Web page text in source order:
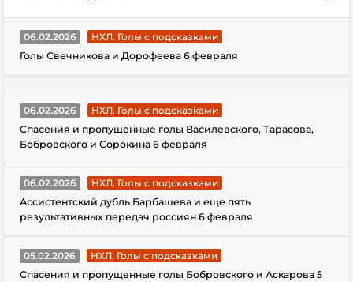
06.02.2026
НХЛ. Голы с подсказками
Голы Свечникова и Дорофеева 6 февраля
06.02.2026
НХЛ. Голы с подсказками
Спасения и пропущенные голы Василевского, Тарасова,
Бобровского и Сорокина 6 февраля
06.02.2026
НХЛ. Голы с подсказками
Ассистентский дубль Барбашева и еще пять
результативных передач россиян 6 февраля
05.02.2026
НХЛ. Голы с подсказками
Спасения и пропущенные голы Бобровского и Аскарова 5